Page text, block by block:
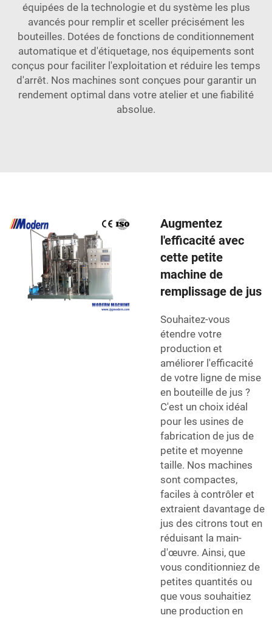
équipées de la technologie et du système les plus
avancés pour remplir et sceller précisément les
bouteilles. Dotées de fonctions de conditionnement
automatique et d'étiquetage, nos équipements sont
conçus pour faciliter l'exploitation et réduire les temps
d'arrêt. Nos machines sont conçues pour garantir un
rendement optimal dans votre atelier et une fiabilité
absolue.
Augmentez
l'efficacité avec
cette petite
machine de
remplissage de jus
Souhaitez-vous
étendre votre
production et
améliorer l'efficacité
de votre ligne de mise
en bouteille de jus ?
C'est un choix idéal
pour les usines de
fabrication de jus de
petite et moyenne
taille. Nos machines
sont compactes,
faciles à contrôler et
extraient davantage de
jus des citrons tout en
réduisant la main-
d'œuvre. Ainsi, que
vous conditionniez de
petites quantités ou
que vous souhaitiez
une production en